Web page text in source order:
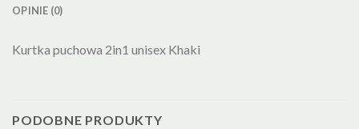
OPINIE (0)
Kurtka puchowa 2in1 unisex Khaki
PODOBNE PRODUKTY